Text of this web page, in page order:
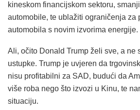
kineskom financijskom sektoru,
automobile, te ublažiti ograničenja za
automobila s novim izvorima energije.
Ali, očito Donald Trump želi sve, a ne
ustupke. Trump je uvjeren da
nisu profitabilni za SAD, budući da
više roba nego što izvozi u Kinu, te
situaciju.